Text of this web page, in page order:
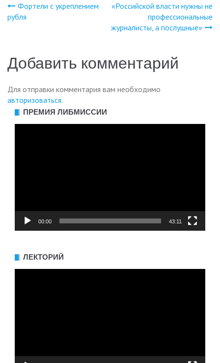
Навигация
записям
Фортели с укреплением
рубля
«Российской власти нужны не
профессиональные
журналисты, а послушные»
Добавить комментарий
Для отправки комментария вам необходимо
авторизоваться.
ПРЕМИЯ ЛИБМИССИИ
00:00 43:11
ЛЕКТОРИЙ